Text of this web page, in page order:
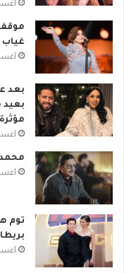
أغسطس
موقف
غياب 21 عاماً.. ورد فعلها يتصدر
أغسطس
بعد
بعيد
مؤثرة
أغسطس
محمد
أغسطس
توم
أغسطس